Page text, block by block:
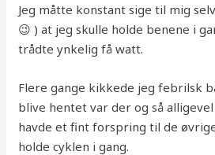
Jeg måtte konstant sige til mig
😉 ) at jeg skulle holde benene i
trådte ynkelig få watt.
Flere gange kikkede jeg febrilsk
blive hentet var der og så
havde et fint forspring til de
holde cyklen i gang.